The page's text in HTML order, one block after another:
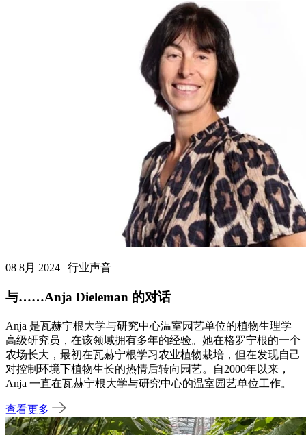
08 8月 2024 | 行业声音
与……Anja Dieleman 的对话
Anja 是瓦赫宁根大学与研究中心温室园艺单位的植物生理学
高级研究员，在该领域拥有多年的经验。她在格罗宁根的一个
农场长大，最初在瓦赫宁根学习农业植物栽培，但在发现自己
对控制环境下植物生长的热情后转向园艺。自2000年以来，
Anja 一直在瓦赫宁根大学与研究中心的温室园艺单位工作。
查看更多